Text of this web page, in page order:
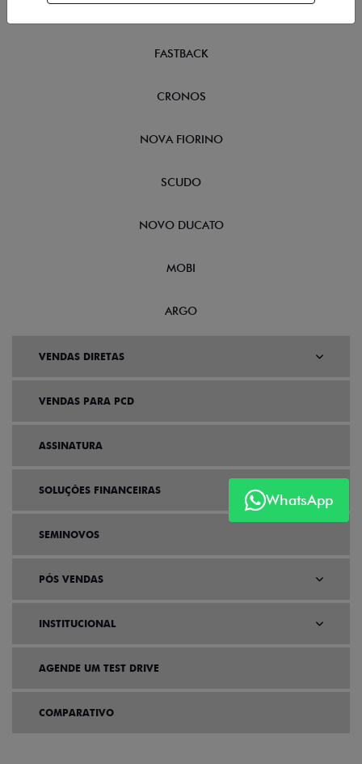
WhatsApp
FASTBACK
CRONOS
NOVA FIORINO
SCUDO
NOVO DUCATO
MOBI
ARGO
VENDAS DIRETAS
VENDAS PARA PCD
ASSINATURA
SOLUÇÕES FINANCEIRAS
SEMINOVOS
PÓS VENDAS
INSTITUCIONAL
AGENDE UM TEST DRIVE
COMPARATIVO